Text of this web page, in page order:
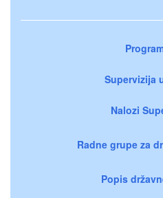
Supervizija
Nalozi
Radne grupe za
Popis